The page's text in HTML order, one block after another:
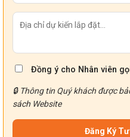
Đồng ý cho Nhân viên
🔒 Thông tin Quý khách được
sách Website